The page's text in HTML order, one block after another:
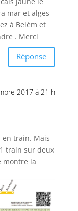
mar et alges
à Belém et
. Merci
Réponse
2017 à 21 h
en train. Mais
train sur deux
montre la